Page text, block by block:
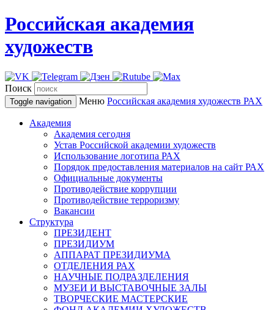
Российская академия
художеств
Поиск
Toggle navigation Меню Российская академия художеств РАХ
Академия
Академия сегодня
Устав Российской академии художеств
Использование логотипа РАХ
Порядок предоставления материалов на сайт РАХ
Официальные документы
Противодействие коррупции
Противодействие терроризму
Вакансии
Структура
ПРЕЗИДЕНТ
ПРЕЗИДИУМ
АППАРАТ ПРЕЗИДИУМА
ОТДЕЛЕНИЯ РАХ
НАУЧНЫЕ ПОДРАЗДЕЛЕНИЯ
МУЗЕИ И ВЫСТАВОЧНЫЕ ЗАЛЫ
ТВОРЧЕСКИЕ МАСТЕРСКИЕ